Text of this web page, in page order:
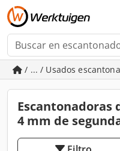
/ ... / Usados
Escantonadoras
4 mm de